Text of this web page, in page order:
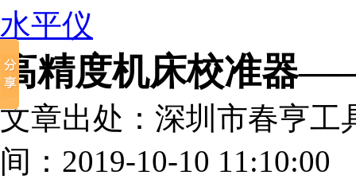
水平仪
高精度机床校准器
文章出处：深圳市春亨工
间：2019-10-10 11:10:00